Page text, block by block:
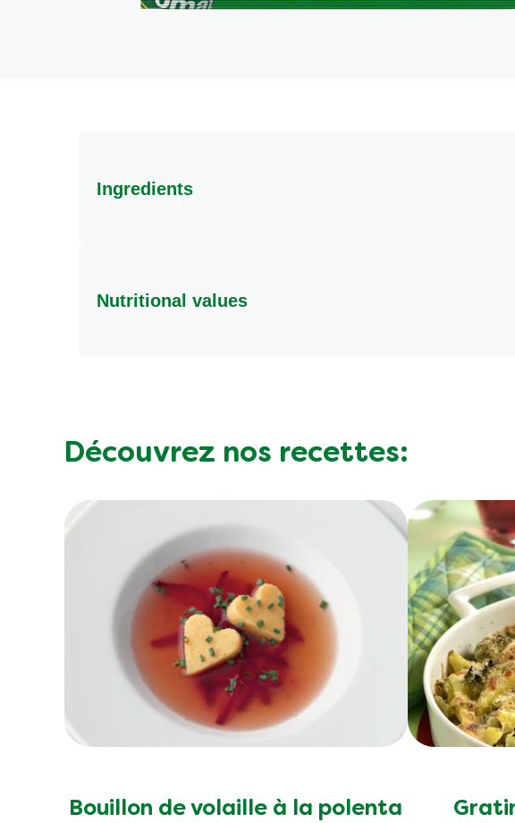
Ingredients
Nutritional values
Énergie
Matières grasses
Acides gras saturés
Glucides totaux
Sucre
Fibres
Protéine
Découvrez nos recettes:
Bouillon de volaille à la polenta